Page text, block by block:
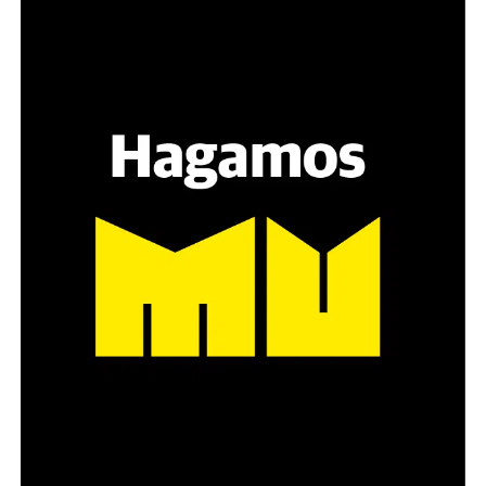
es a través del interrogante, que puedan encarnar la
pregunta», comparte Gonzalo, de 41 años.